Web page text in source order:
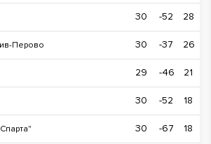
30 -52 28
Перово 30 -37 26
29 -46 21
30 -52 18
30 -67 18